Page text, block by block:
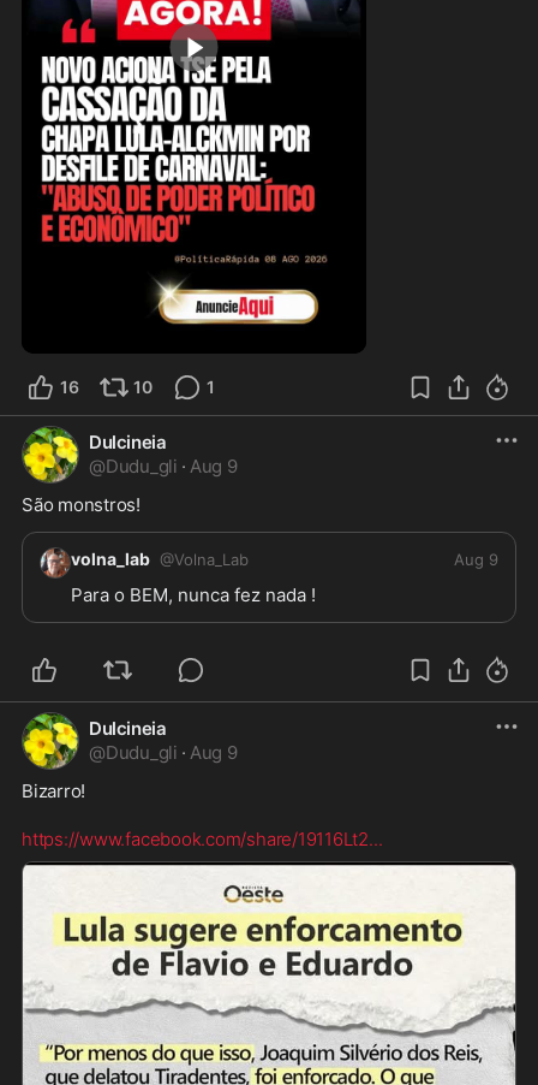
16 10 1
Dulcineia
@Dudu_gli · Aug 9
São monstros!
volna_lab @Volna_Lab Aug 9
Dulcineia
@Dudu_gli · Aug 9
Bizarro!
https://www.facebook.com/share/19116Lt2...